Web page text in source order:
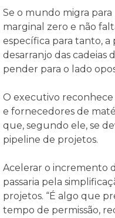
Se o mundo migra
marginal zero e não
específica para tanto, a
desarranjo das cadeias
pender para o lado
O executivo
e fornecedores de
que, segundo ele, se
pipeline de projetos.
Acelerar o incremento
passaria pela
projetos. “É algo que
tempo de permissão,